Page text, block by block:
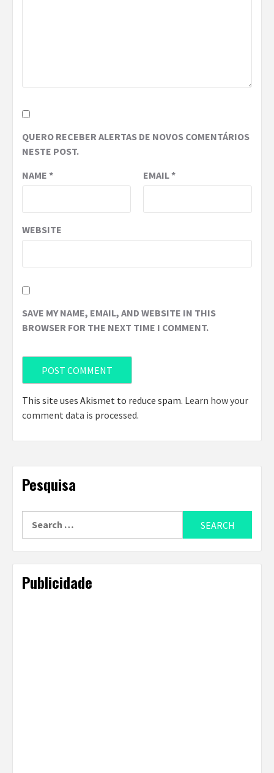
QUERO RECEBER ALERTAS DE NOVOS COMENTÁRIOS
NESTE POST.
NAME * EMAIL*
WEBSITE
SAVE MY NAME, EMAIL, AND WEBSITE IN THIS
BROWSER FOR THE NEXT TIME I COMMENT.
This site uses Akismet to reduce spam. Learn how your
comment data is processed.
Pesquisa
Publicidade